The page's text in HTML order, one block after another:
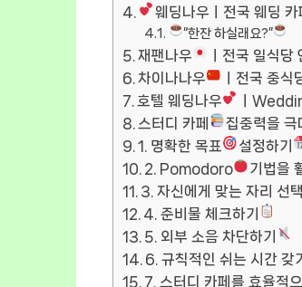
웨딩나우ㅣ전국 웨딩
“한잔 하실래요?”
재팬나우 ㅣ전국 일식당
차이나나우
ㅣ전국 중식
호텔 웨딩나우
ㅣ
스터디 카페
집중력을 극
1. 명확한 목표
설정하기
2. Pomodoro
기법을
3. 자신에게 맞는 자리 선택
4. 준비물 체크하기
5. 외부 소음 차단하기
6. 규칙적인 쉬는 시간 갖기
7. 스터디 카페를 효율적